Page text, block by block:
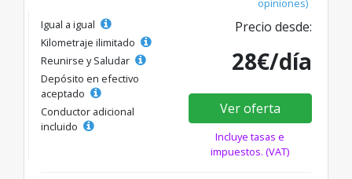
opiniones)
Igual a igual
Kilometraje ilimitado
Reunirse y Saludar
Depósito en efectivo
aceptado
Conductor adicional
incluido
Precio desde:
28€/día
Ver oferta
Incluye tasas e
impuestos. (VAT)